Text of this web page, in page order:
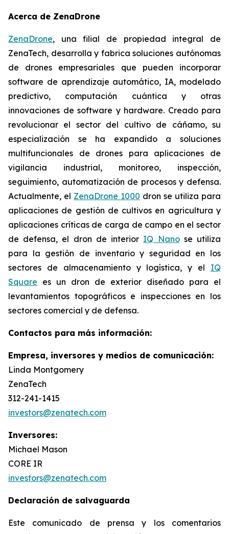
Acerca de ZenaDrone
ZenaDrone, una filial de propiedad integral de
ZenaTech, desarrolla y fabrica soluciones autónomas
de drones empresariales que pueden incorporar
software de aprendizaje automático, IA, modelado
predictivo, computación cuántica y otras
innovaciones de software y hardware. Creado para
revolucionar el sector del cultivo de cáñamo, su
especialización se ha expandido a soluciones
multifuncionales de drones para aplicaciones de
vigilancia industrial, monitoreo, inspección,
seguimiento, automatización de procesos y defensa.
Actualmente, el ZenaDrone 1000 dron se utiliza para
aplicaciones de gestión de cultivos en agricultura y
aplicaciones críticas de carga de campo en el sector
de defensa, el dron de interior IQ Nanose utiliza
para la gestión de inventario y seguridad en los
sectores de almacenamiento y logística, y el IQ
Square es un dron de exterior diseñado para el
levantamientos topográficos e inspecciones en los
sectores comercial y de defensa.
Contactos para más información:
Empresa, inversores y medios de comunicación:
Linda Montgomery
ZenaTech
312-241-1415
investors@zenatech.com
Inversores:
Michael Mason
CORE IR
investors@zenatech.com
Declaración de salvaguarda
Este comunicado de prensa y los comentarios